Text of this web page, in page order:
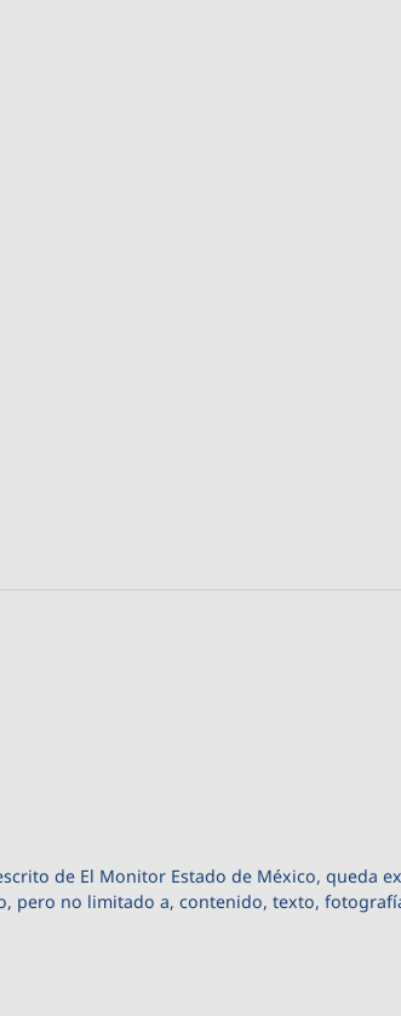
de El Monitor Estado de México, queda
no limitado a, contenido, texto,